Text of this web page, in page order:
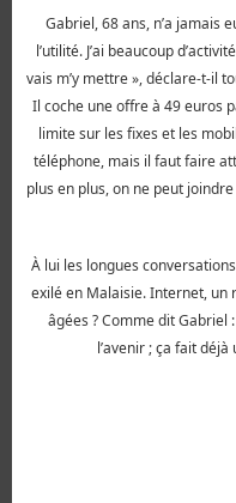
Gabriel, 68 ans, n’a jamais
l’utilité. J’ai beaucoup
vais m’y mettre », déclare-t-il
Il coche une offre à 49 euros
limite sur les fixes et les
téléphone, mais il faut faire
plus en plus, on ne peut
À lui les longues
exilé en Malaisie. Internet, un
âgées ? Comme dit Gabriel
l’avenir ; ça fait déjà